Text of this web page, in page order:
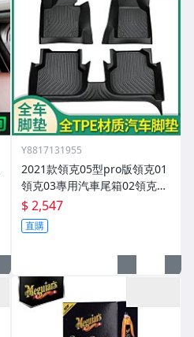
Y8817131955
2021款領克05型pro版領克01
領克03專用汽車尾箱02領克03
腳墊
$ 2,547
直購